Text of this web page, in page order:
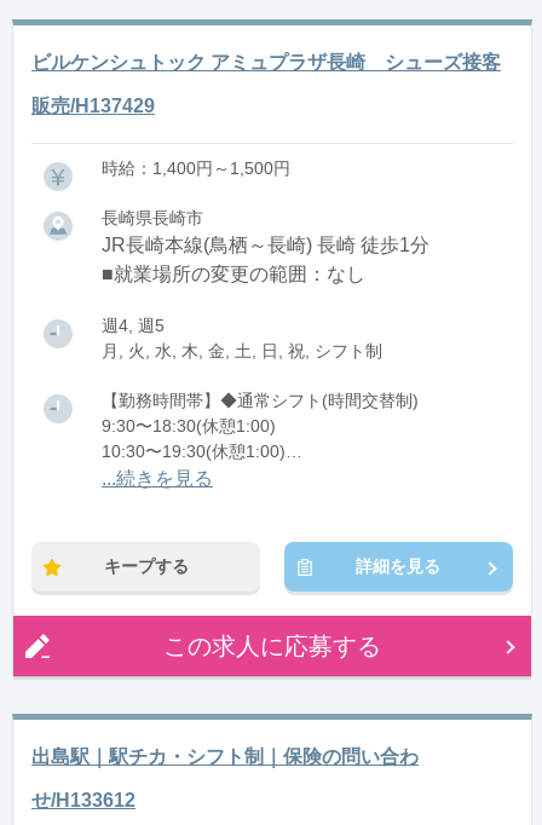
ビルケンシュトック アミュプラザ長崎 シューズ接客
販売/H137429
時給：1,400円～1,500円
長崎県長崎市
JR長崎本線(鳥栖～長崎) 長崎 徒歩1分
■就業場所の変更の範囲：なし
週4, 週5
月, 火, 水, 木, 金, 土, 日, 祝, シフト制
【勤務時間帯】◆通常シフト(時間交替制)
9:30〜18:30(休憩1:00)
10:30〜19:30(休憩1:00)
11:30〜20:30(休憩1:00)
...続きを見る
キープする 詳細を見る
この求人に応募する
出島駅｜駅チカ・シフト制｜保険の問い合わ
せ/H133612